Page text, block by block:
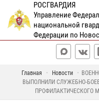
РОСГВАРДИЯ
Управление
национальной
Федерации по
Главная Новости
ВЫПОЛНИЛИ СЛУЖЕБНО-
ПРОФИЛАКТИЧЕСКОГО